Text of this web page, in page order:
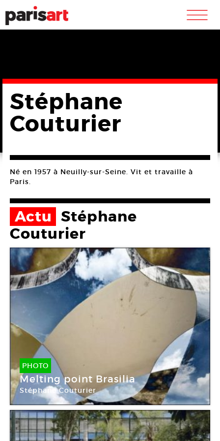
m
Stéphane
Couturier
Né en 1957 à Neuilly-sur-Seine. Vit et travaille à
Paris.
Actu Stéphane
Couturier
PHOTO
Melting point Brasilia
Stéphane Couturier